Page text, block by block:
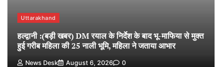
Uttarakhand
हल्द्वानी :(बड़ी खबर) DM रयाल के निर्देश के बाद भू-माफिया से मुक्त
हुई गरीब महिला की 25 नाली भूमि, महिला ने जताया आभार
News Desk August 6, 2026 0